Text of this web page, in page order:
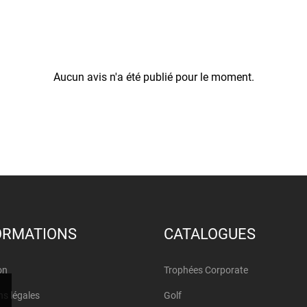
Aucun avis n'a été publié pour le moment.
légales
CATALOGUES
Trophées Corporate
Golf